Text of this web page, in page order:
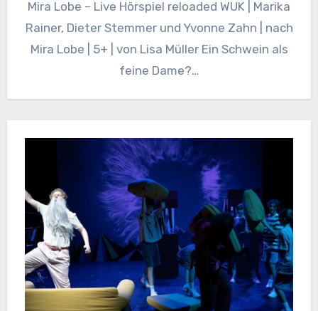
Mira Lobe – Live Hörspiel reloaded WUK | Marika
Rainer, Dieter Stemmer und Yvonne Zahn | nach
Mira Lobe | 5+ | von Lisa Müller Ein Schwein als
feine Dame?…